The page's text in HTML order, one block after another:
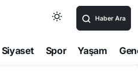
Haber Ara
Siyaset Spor Yaşam